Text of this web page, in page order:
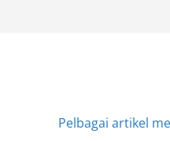
Pelbagai artikel